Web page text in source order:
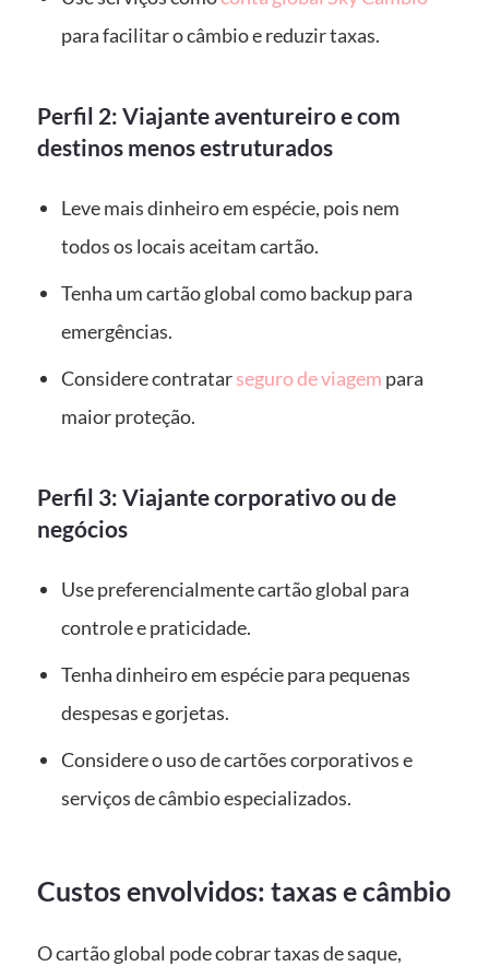
para facilitar o câmbio e reduzir taxas.
Perfil 2: Viajante aventureiro e com
destinos menos estruturados
Leve mais dinheiro em espécie, pois nem
todos os locais aceitam cartão.
Tenha um cartão global como backup para
emergências.
Considere contratarseguro de viagem para
maior proteção.
Perfil 3: Viajante corporativo ou de
negócios
Use preferencialmente cartão global para
controle e praticidade.
Tenha dinheiro em espécie para pequenas
despesas e gorjetas.
Considere o uso de cartões corporativos e
serviços de câmbio especializados.
Custos envolvidos: taxas e câmbio
O cartão global pode cobrar taxas de saque,